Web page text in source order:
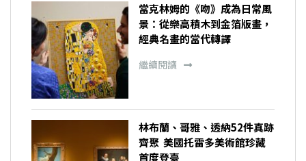
當克林姆的《吻》成為日常風
景：從樂高積木到金箔版畫，
經典名畫的當代轉譯
繼續閱讀
林布蘭、哥雅、透納52件真跡
齊聚 美國托雷多美術館珍藏
首度登臺